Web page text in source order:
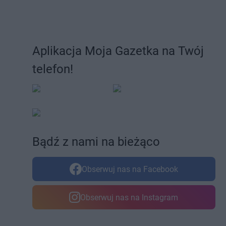
Aplikacja Moja Gazetka na Twój
telefon!
Bądź z nami na bieżąco
Obserwuj nas na Facebook
Obserwuj nas na Instagram